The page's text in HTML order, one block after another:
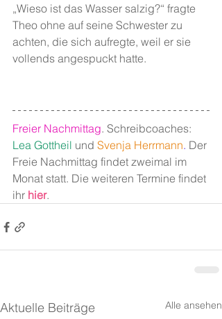
„Wieso ist das Wasser salzig?“ fragte
Theo ohne auf seine Schwester zu
achten, die sich aufregte, weil er sie
vollends angespuckt hatte.
Freier Nachmittag. Schreibcoaches:
Lea Gottheil und Svenja Herrmann. Der
Freie Nachmittag findet zweimal im
Monat statt. Die weiteren Termine findet
ihr hier.
Aktuelle Beiträge Alle ansehen